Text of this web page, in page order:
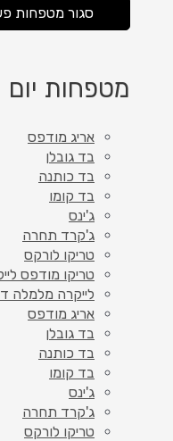
סגור מטפחות פשמינה
מטפחות יום
אריג מודפס
בד גובלן
בד כותנה
בד קומו
ג'ינס
ג'קרד תחרה
טריקו לורקס
טריקו מודפס לייקרה
לייקרה מלמלה דו צדדי
אריג מודפס
בד גובלן
בד כותנה
בד קומו
ג'ינס
ג'קרד תחרה
טריקו לורקס